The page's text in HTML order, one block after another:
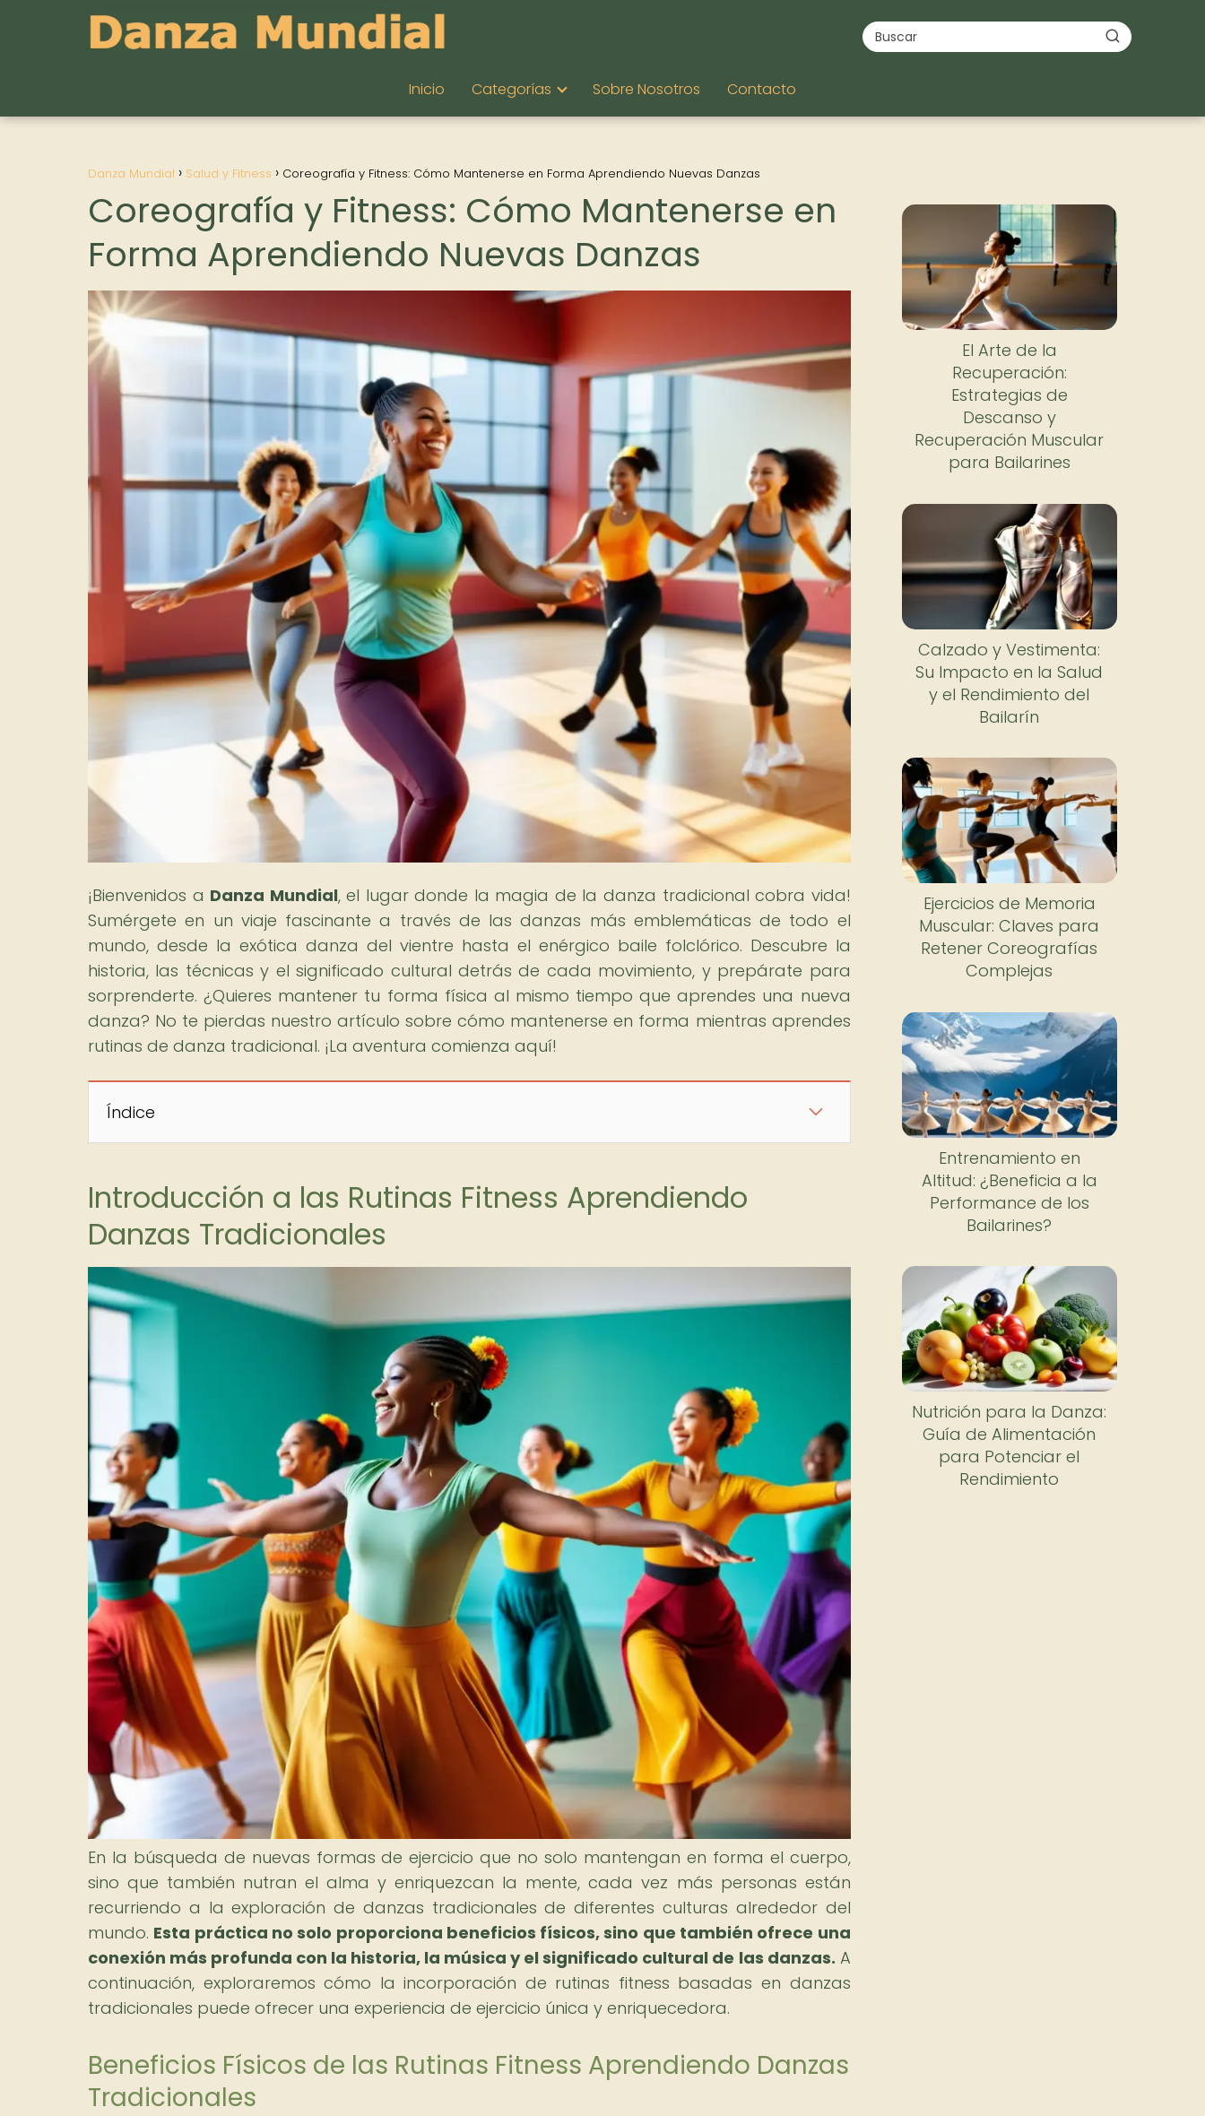
Inicio Categorías Sobre Nosotros Contacto
Danza Mundial Salud y Fitness Coreografía y Fitness: Cómo Mantenerse en Forma Aprendiendo Nuevas Danzas
Coreografía y Fitness: Cómo Mantenerse en
Forma Aprendiendo Nuevas Danzas
¡Bienvenidos a Danza Mundial, el lugar donde la magia de la danza tradicional cobra vida!
Sumérgete en un viaje fascinante a través de las danzas más emblemáticas de todo el
mundo, desde la exótica danza del vientre hasta el enérgico baile folclórico. Descubre la
historia, las técnicas y el significado cultural detrás de cada movimiento, y prepárate para
sorprenderte. ¿Quieres mantener tu forma física al mismo tiempo que aprendes una nueva
danza? No te pierdas nuestro artículo sobre cómo mantenerse en forma mientras aprendes
rutinas de danza tradicional. ¡La aventura comienza aquí!
Índice
Introducción a las Rutinas Fitness Aprendiendo
Danzas Tradicionales
En la búsqueda de nuevas formas de ejercicio que no solo mantengan en forma el cuerpo,
sino que también nutran el alma y enriquezcan la mente, cada vez más personas están
recurriendo a la exploración de danzas tradicionales de diferentes culturas alrededor del
mundo. Esta práctica no solo proporciona beneficios físicos, sino que también ofrece una
conexión más profunda con la historia, la música y el significado cultural de las danzas. A
continuación, exploraremos cómo la incorporación de rutinas fitness basadas en danzas
tradicionales puede ofrecer una experiencia de ejercicio única y enriquecedora.
Beneficios Físicos de las Rutinas Fitness Aprendiendo Danzas
Tradicionales
El Arte de la
Recuperación:
Estrategias de
Descanso y
Recuperación Muscular
para Bailarines
Calzado y Vestimenta:
Su Impacto en la Salud
y el Rendimiento del
Bailarín
Ejercicios de Memoria
Muscular: Claves para
Retener Coreografías
Complejas
Entrenamiento en
Altitud: ¿Beneficia a la
Performance de los
Bailarines?
Nutrición para la Danza:
Guía de Alimentación
para Potenciar el
Rendimiento